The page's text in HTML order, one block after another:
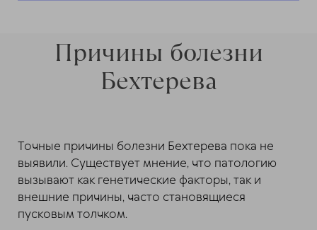
Причины болезни
Бехтерева
Точные причины болезни Бехтерева пока не
выявили. Существует мнение, что патологию
вызывают как генетические факторы, так и
внешние причины, часто становящиеся
пусковым толчком.